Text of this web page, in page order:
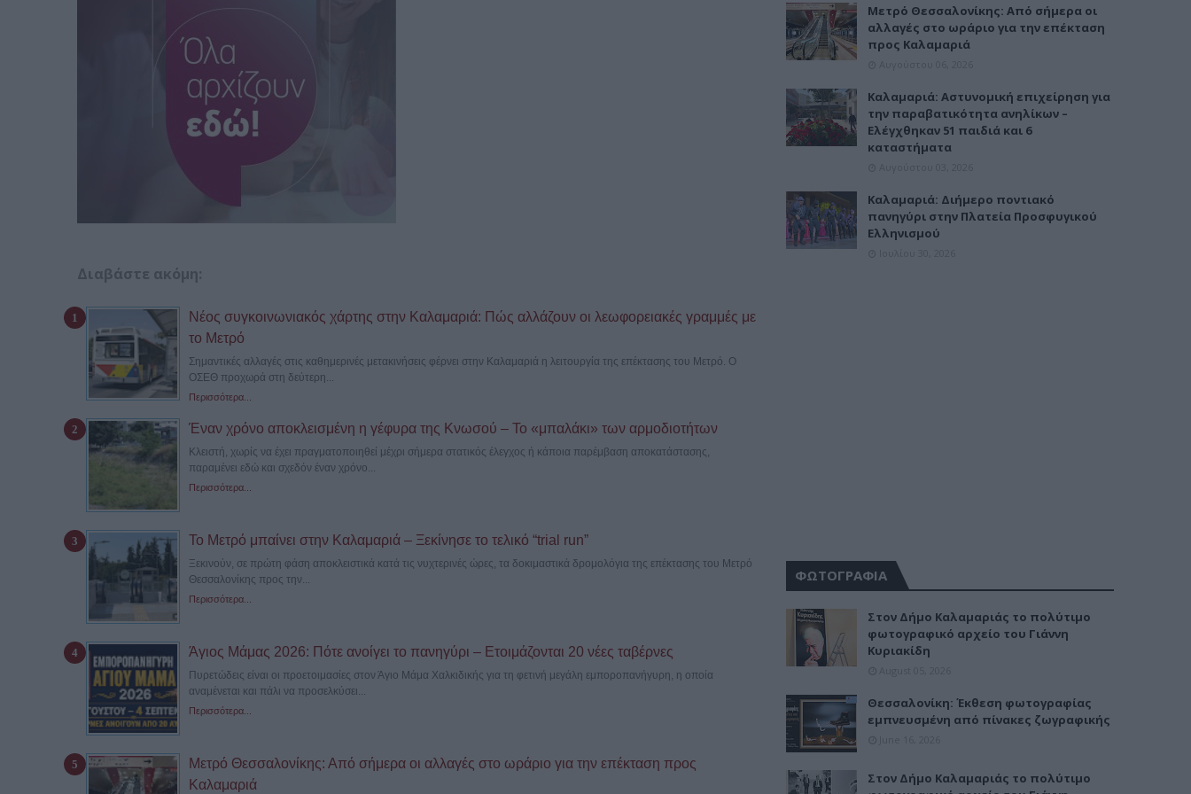
Διαβάστε ακόμη:
Νέος συγκοινωνιακός χάρτης στην Καλαμαριά: Πώς αλλάζουν οι λεωφορειακές γραμμές με
το Μετρό
Σημαντικές αλλαγές στις καθημερινές μετακινήσεις φέρνει στην Καλαμαριά η λειτουργία της επέκτασης του Μετρό. Ο
ΟΣΕΘ προχωρά στη δεύτερη...
Περισσότερα...
Έναν χρόνο αποκλεισμένη η γέφυρα της Κνωσού – Το «μπαλάκι» των αρμοδιοτήτων
Κλειστή, χωρίς να έχει πραγματοποιηθεί μέχρι σήμερα στατικός έλεγχος ή κάποια παρέμβαση αποκατάστασης,
παραμένει εδώ και σχεδόν έναν χρόνο...
Περισσότερα...
Το Μετρό μπαίνει στην Καλαμαριά – Ξεκίνησε το τελικό “trial run”
Ξεκινούν, σε πρώτη φάση αποκλειστικά κατά τις νυχτερινές ώρες, τα δοκιμαστικά δρομολόγια της επέκτασης του Μετρό
Θεσσαλονίκης προς την...
Περισσότερα...
Άγιος Μάμας 2026: Πότε ανοίγει το πανηγύρι – Ετοιμάζονται 20 νέες ταβέρνες
Πυρετώδεις είναι οι προετοιμασίες στον Άγιο Μάμα Χαλκιδικής για τη φετινή μεγάλη εμποροπανήγυρη, η οποία
αναμένεται και πάλι να προσελκύσει...
Περισσότερα...
Μετρό Θεσσαλονίκης: Από σήμερα οι αλλαγές στο ωράριο για την επέκταση προς
Καλαμαριά
Μετρό Θεσσαλονίκης: Από σήμερα οι
αλλαγές στο ωράριο για την επέκταση
προς Καλαμαριά
Καλαμαριά: Αστυνομική επιχείρηση για
την παραβατικότητα ανηλίκων –
Ελέγχθηκαν 51 παιδιά και 6
καταστήματα
Καλαμαριά: Διήμερο ποντιακό
πανηγύρι στην Πλατεία Προσφυγικού
Ελληνισμού
ΦΩΤΟΓΡΑΦΙΑ
Στον Δήμο Καλαμαριάς το πολύτιμο
φωτογραφικό αρχείο του Γιάννη
Κυριακίδη
Θεσσαλονίκη: Έκθεση φωτογραφίας
εμπνευσμένη από πίνακες ζωγραφικής
Στον Δήμο Καλαμαριάς το πολύτιμο